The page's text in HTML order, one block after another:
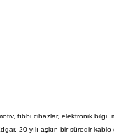
tıbbi cihazlar, elektronik
20 yılı aşkın bir süredir